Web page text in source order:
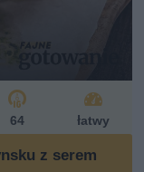
64 łatwy
z serem